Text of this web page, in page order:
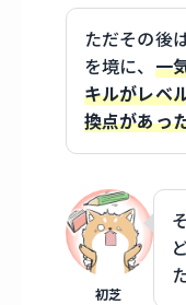
ただその後
を境に、 一
キルがレベ
換点があっ
初芝